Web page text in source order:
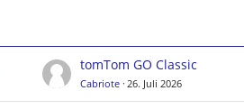
tomTom GO Classic
Cabriote 26. Juli 2026